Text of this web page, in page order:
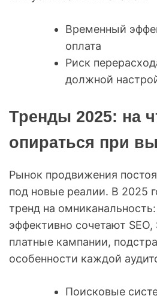
Временный
оплата
Риск
должной
Тренды 2025: на
опираться при
Рынок продвижения
под новые реалии. В 2025
тренд на
эффективно сочетают SEO,
платные кампании,
особенности каждой
Поисковые